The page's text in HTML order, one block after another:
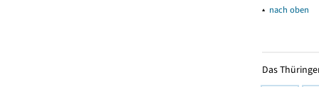
▴ nach oben
Das